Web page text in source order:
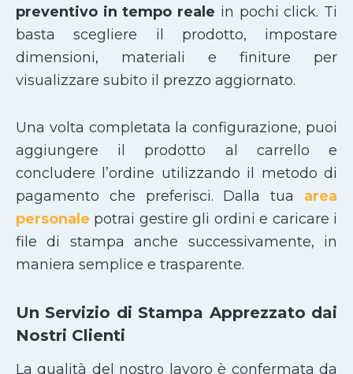
preventivo in tempo reale in pochi click. Ti
basta scegliere il prodotto, impostare
dimensioni, materiali e finiture per
visualizzare subito il prezzo aggiornato.
Una volta completata la configurazione, puoi
aggiungere il prodotto al carrello e
concludere l’ordine utilizzando il metodo di
pagamento che preferisci. Dalla tua area
personale potrai gestire gli ordini e caricare i
file di stampa anche successivamente, in
maniera semplice e trasparente.
Un Servizio di Stampa Apprezzato dai
Nostri Clienti
La qualità del nostro lavoro è confermata da